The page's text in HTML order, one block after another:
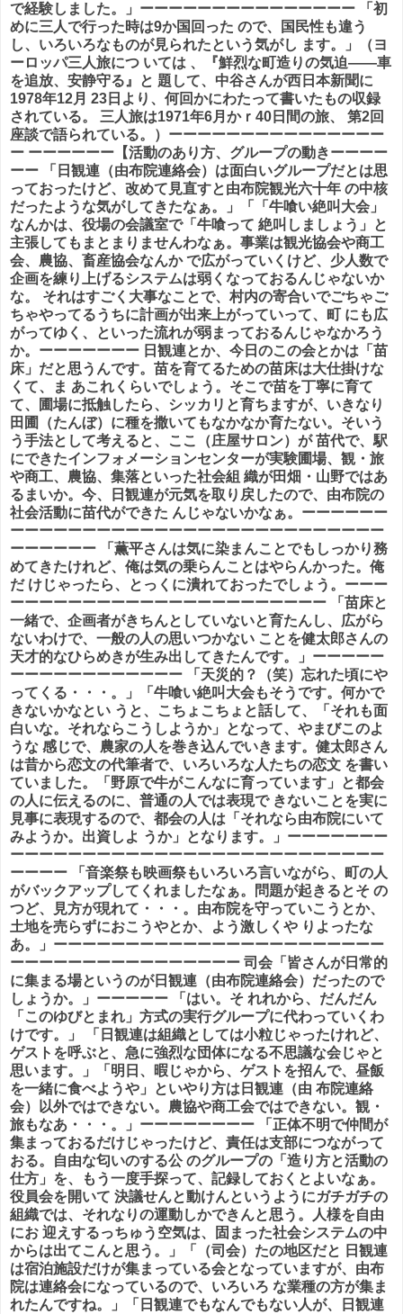
で経験しました。」ーーーーーーーーーーーーーーー 「初
めに三人で行った時は9か国回った ので、国民性も違う
し、いろいろなものが見られたという気がし ます。」（ヨ
ーロッパ三人旅につ いては 、『鮮烈な町造りの気迫――車
を追放、安静守る』と 題して、中谷さんが西日本新聞に
1978年12月 23日より、何回かにわたって書いたもの収録
されている。 三人旅は1971年6月かｒ40日間の旅、 第2回
座談で語られている。）ーーーーーーーーーーーーーーー
ー ーーーーーー【活動のあり方、グループの動きーーーー
ーー 「日観連（由布院連絡会）は面白いグループだとは思
っておったけど、改めて見直すと由布院観光六十年 の中核
だったような気がしてきたなぁ。」「「牛喰い絶叫大会」
なんかは、役場の会議室で「牛喰って 絶叫しましょう」と
主張してもまとまりませんわなぁ。事業は観光協会や商工
会、農協、畜産協会なんか で広がっていくけど、 少人数で
企画を練り上げるシステムは弱くなっておるんじゃないか
な。 それはすごく大事なことで、村内の寄合いでごちゃご
ちゃやってるうちに計画が出来上がっていって、町 にも広
がってゆく、といった流れが弱まっておるんじゃなかろう
か。ーーーーーーー 日観連とか、今日のこの会とかは「苗
床」だと思うんです。苗を育てるための苗床は大仕掛けな
くて、ま あこれくらいでしょう。そこで苗を丁寧に育て
て、圃場に抵触したら、シッカリと育ちますが、いきなり
田圃（たんぼ）に種を撒いてもなかなか育たない。そいう
う手法として考えると、ここ（庄屋サロン）が 苗代で、駅
にできたインフォメーションセンターが実験圃場、観・旅
や商工、農協、集落といった社会組 織が田畑・山野ではあ
るまいか。今、日観連が元気を取り戻したので、由布院の
社会活動に苗代ができた んじゃないかなぁ。ーーーーーー
ーーーーーーーーーーーーーーーーーーーーーーーーーー
ーーーーーー 「薫平さんは気に染まんことでもしっかり務
めてきたけれど、俺は気の乗らんことはやらんかった。俺
だ けじゃったら、とっくに潰れておったでしょう。ーーー
ーーーーーーーーーーーーーーーーーーーーーー 「苗床と
一緒で、企画者がきちんとしていないと育たんし、広がら
ないわけで、一般の人の思いつかない ことを健太郎さんの
天才的なひらめきが生み出してきたんです。」ーーーーー
ーーーーーーーーーーーー 「天災的？（笑）忘れた頃にや
ってくる・・・。」「牛喰い絶叫大会もそうです。何かで
きないかなとい うと、こちょこちょと話して、「それも面
白いな。それならこうしようか」となって、やまびこのよ
うな 感じで、農家の人を巻き込んでいきます。健太郎さん
は昔から恋文の代筆者で、いろいろな人たちの恋文 を書い
ていました。「野原で牛がこんなに育っています」と都会
の人に伝えるのに、普通の人では表現で きないことを実に
見事に表現するので、都会の人は「それなら由布院にいて
みようか。出資しよ うか」となります。」ーーーーーーー
ーーーーーーーーーーーーーーーーーーーーーーーーーー
ーーーー 「音楽祭も映画祭もいろいろ言いながら、町の人
がバックアップしてくれましたなぁ。問題が起きるとそ の
つど、見方が現れて・・・。由布院を守っていこうとか、
土地を売らずにおこうやとか、よう激しくや りよったな
あ。」ーーーーーーーーーーーーーーーーーーーーーーー
ーーーーーーーーーーーーーーーー 司会「皆さんが日常的
に集まる場というのが日観連（由布院連絡会）だったので
しょうか。」ーーーーー 「はい。そ れれから、だんだん
「このゆびとまれ」方式の実行グループに代わっていくわ
けです。」 「日観連は組織としては小粒じゃったけれど、
ゲストを呼ぶと、急に強烈な団体になる不思議な会じゃと
思います。」「明日、暇じゃから、ゲストを招んで、昼飯
を一緒に食べようや」といやり方は日観連（由 布院連絡
会）以外ではできない。農協や商工会ではできない。観・
旅もなあ・・・。」ーーーーーーーー 「正体不明で仲間が
集まっておるだけじゃったけど、責任は支部につながって
おる。自由な匂いのする公 のグループの「造り方と活動の
仕方」を、もう一度手探って、記録しておくとよいなぁ。
役員会を開いて 決議せんと動けんというようにガチガチの
組織では、それなりの運動しかできんと思う。人様を自由
にお 迎えするっちゅう空気は、固まった社会システムの中
からは出てこんと思う。」「（司会）たの地区だと 日観連
は宿泊施設だけが集まっている会となっていますが、由布
院は連絡会になっているので、いろいろ な業種の方が集ま
れたんですね。」「日観連でもなんでもない人が、日観連